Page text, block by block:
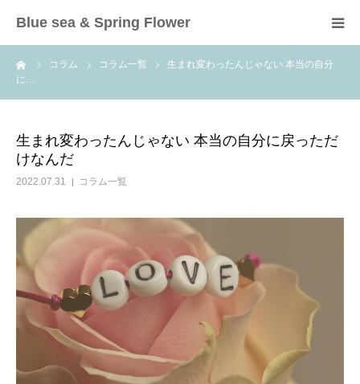
Blue sea & Spring Flower
コラム コラム一覧
生まれ変わったんじゃない 本当の自分
に…
生まれ変わったんじゃない 本当の自分に戻っただ
けなんだ
2022.07.31 コラム一覧
HOME
講座
お客様の声
コラム
お問い合わせ